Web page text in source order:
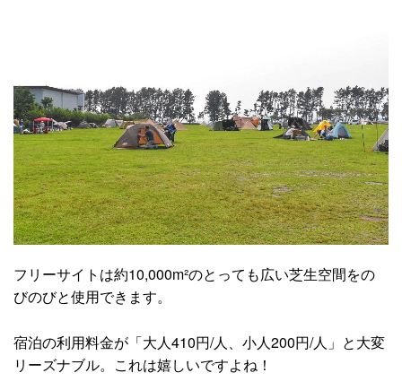
フリーサイトは約10,000m²のとっても広い芝生空間をの
びのびと使用できます。
宿泊の利用料金が「大人410円/人、小人200円/人」と大変
リーズナブル。これは嬉しいですよね！